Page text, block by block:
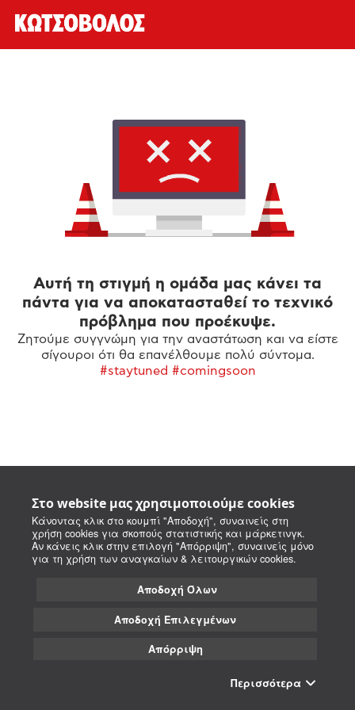
Στο website μας χρησιμοποιούμε cookies
Κάνοντας κλικ στο κουμπί "Αποδοχή", συναινείς στη
χρήση cookies για σκοπούς στατιστικής και μάρκετινγκ.
Αν κάνεις κλικ στην επιλογή "Απόρριψη", συναινείς μόνο
για τη χρήση των αναγκαίων & λειτουργικών cookies.
Αποδοχή Όλων
Αποδοχή Επιλεγμένων
Απόρριψη
Περισσότερα
Αυτή τη στιγμή η ομάδα μας κάνει τα
πάντα για να αποκατασταθεί το τεχνικό
πρόβλημα που προέκυψε.
Ζητούμε συγγνώμη για την αναστάτωση και να είστε
σίγουροι ότι θα επανέλθουμε πολύ σύντομα.
#staytuned #comingsoon